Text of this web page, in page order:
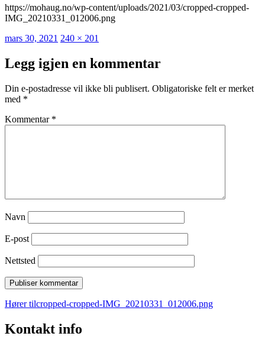
https://mohaug.no/wp-content/uploads/2021/03/cropped-cropped-
IMG_20210331_012006.png
Publisert
mars 30, 2021 Full
240 × 201
Legg igjen en kommentar
Din e-postadresse vil ikke bli publisert. Obligatoriske felt er merket
med *
Kommentar *
Navn
E-post
Nettsted
Innleggsnavigasjon
Hører tilcropped-cropped-IMG_20210331_012006.png
Kontakt info